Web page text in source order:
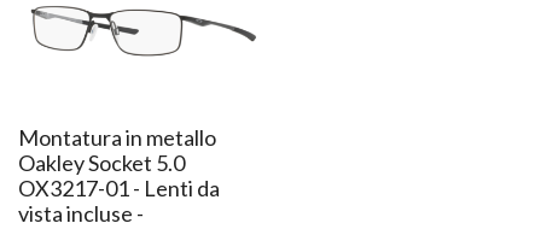
Montatura in metallo
Oakley Socket 5.0
OX3217-01 - Lenti da
vista incluse -